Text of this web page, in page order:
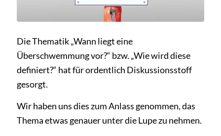
Die Thematik „Wann liegt eine
Überschwemmung vor?“ bzw. „Wie wird diese
definiert?“ hat für ordentlich Diskussionsstoff
gesorgt.
Wir haben uns dies zum Anlass genommen, das
Thema etwas genauer unter die Lupe zu nehmen.